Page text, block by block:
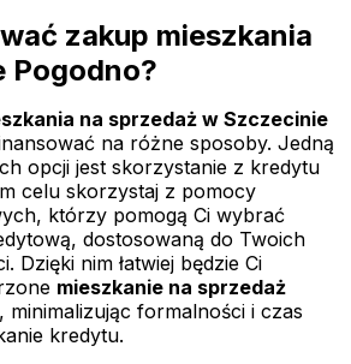
zakup mieszkania
Pogodno?
na sprzedaż w Szczecinie
na różne sposoby. Jedną
opcji jest skorzystanie z kredytu
celu skorzystaj z pomocy
którzy pomogą Ci wybrać
dostosowaną do Twoich
Dzięki nim łatwiej będzie Ci
mieszkanie na sprzedaż
, minimalizując formalności i czas
kredytu.